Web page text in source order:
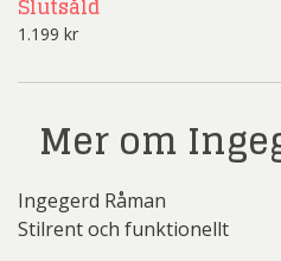
Slutsåld
1.199 kr
Mer om
Ingegerd Råman
Stilrent och funktionellt